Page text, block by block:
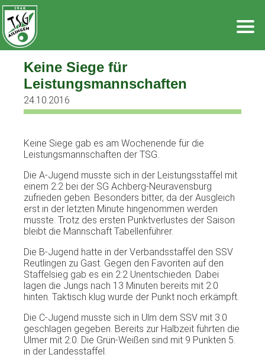
Zum
Inhalt
springen
Keine Siege für
Leistungsmannschaften
24.10.2016
Keine Siege gab es am Wochenende für die
Leistungsmannschaften der TSG.
Die A-Jugend musste sich in der Leistungsstaffel mit
einem 2:2 bei der SG Achberg-Neuravensburg
zufrieden geben. Besonders bitter, da der Ausgleich
erst in der letzten Minute hingenommen werden
musste. Trotz des ersten Punktverlustes der Saison
bleibt die Mannschaft Tabellenführer.
Die B-Jugend hatte in der Verbandsstaffel den SSV
Reutlingen zu Gast. Gegen den Favoriten auf den
Staffelsieg gab es ein 2:2 Unentschieden. Dabei
lagen die Jungs nach 13 Minuten bereits mit 2:0
hinten. Taktisch klug wurde der Punkt noch erkämpft.
Die C-Jugend musste sich in Ulm dem SSV mit 3:0
geschlagen gegeben. Bereits zur Halbzeit führten die
Ulmer mit 2:0. Die Grün-Weißen sind mit 9 Punkten 5.
in der Landesstaffel.